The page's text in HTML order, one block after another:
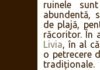
ruinele
abundentă,
de plajă,
răcoritor. În
Livia, în al
o petrecere
tradiționale.